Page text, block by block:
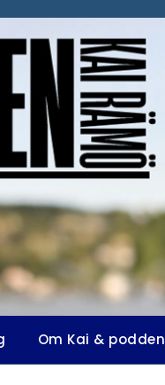
Om Kai & podden